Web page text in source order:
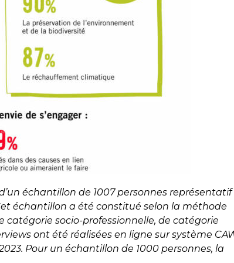
échantillon de 1007 personnes représentatif
échantillon a été constitué selon la méthode
catégorie socio-professionnelle, de catégorie
ont été réalisées en ligne sur système
Pour un échantillon de 1000 personnes, la